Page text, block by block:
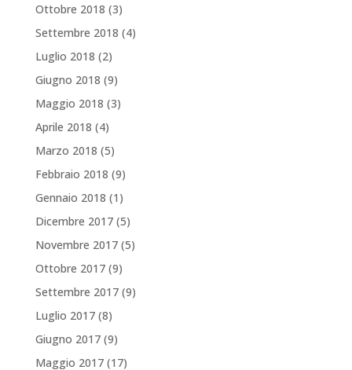
Ottobre 2018 (3)
Settembre 2018 (4)
Luglio 2018 (2)
Giugno 2018 (9)
Maggio 2018 (3)
Aprile 2018 (4)
Marzo 2018 (5)
Febbraio 2018 (9)
Gennaio 2018 (1)
Dicembre 2017(5)
Novembre 2017(5)
Ottobre 2017(9)
Settembre 2017(9)
Luglio 2017(8)
Giugno 2017(9)
Maggio 2017(17)